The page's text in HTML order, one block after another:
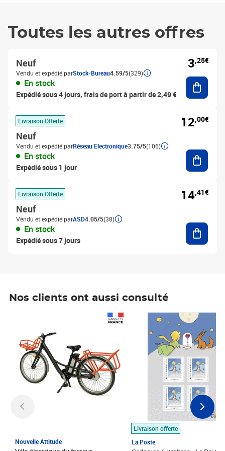
Toutes les autres offres
Neuf
Vendu et expédié parStock-Bureau4.59/5(329)
En stock
Expédié sous 4 jours, frais de port à partir de 2,49 €
3,25€
Livraison Offerte
Neuf
Vendu et expédié parRéseau Electronique3.75/5(106)
En stock
Expédié sous 1 jour
12,00€
Livraison Offerte
Neuf
Vendu et expédié parASD4.05/5(38)
En stock
Expédié sous 7 jours
14,41€
Nos clients ont aussi consulté
Nouvelle Attitude
Livraison offerte
La Poste
Prix 7,50€